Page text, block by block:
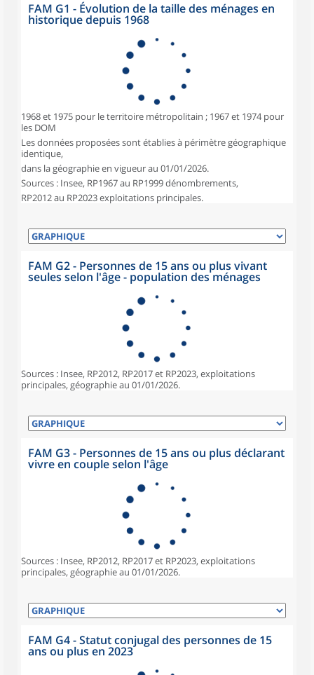
FAM G1 - Évolution de la taille des ménages en
historique depuis 1968
1968 et 1975 pour le territoire métropolitain ; 1967 et 1974 pour
les DOM
Les données proposées sont établies à périmètre géographique
identique,
dans la géographie en vigueur au 01/01/2026.
Sources : Insee, RP1967 au RP1999 dénombrements,
RP2012 au RP2023 exploitations principales.
FAM G2 - Personnes de 15 ans ou plus vivant
seules selon l'âge - population des ménages
Sources : Insee, RP2012, RP2017 et RP2023, exploitations
principales, géographie au 01/01/2026.
FAM G3 - Personnes de 15 ans ou plus déclarant
vivre en couple selon l'âge
Sources : Insee, RP2012, RP2017 et RP2023, exploitations
principales, géographie au 01/01/2026.
FAM G4 - Statut conjugal des personnes de 15
ans ou plus en 2023